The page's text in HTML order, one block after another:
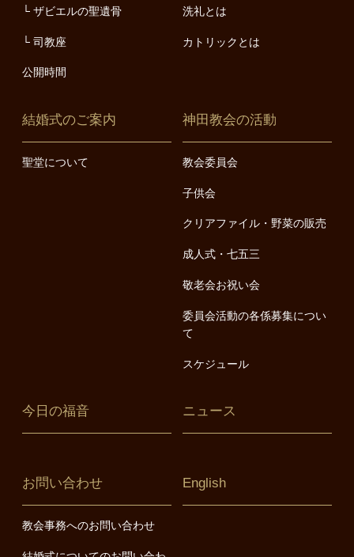
ザビエルの聖遺骨
司教座
公開時間
洗礼とは
カトリックとは
結婚式のご案内
聖堂について
神田教会の活動
教会委員会
子供会
クリアファイル・野菜の販売
成人式・七五三
敬老会お祝い会
委員会活動の各係募集につい
て
スケジュール
今日の福音 ニュース
お問い合わせ
教会事務へのお問い合わせ
English